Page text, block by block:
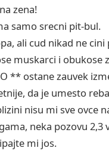
zena!
samo srecni pit-bul.
ali cud nikad ne cini
muskarci i obukose
** ostane zauvek
da je umesto
nisu mi sve ovce
neka pozovu 2,3
mi jos.